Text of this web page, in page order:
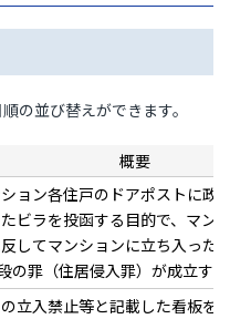
の並び替えができます。
概要
ョン各住戸のドアポストに政
ビラを投函する目的で、マン
してマンションに立ち入った
の罪（住居侵入罪）が成立す
立入禁止等と記載した看板を